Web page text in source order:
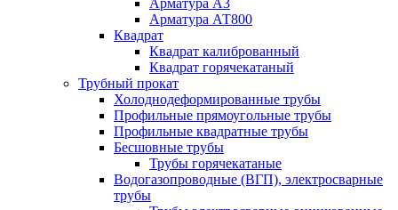
Арматура А3
Арматура АТ800
Квадрат
Квадрат калиброванный
Квадрат горячекатаный
Трубный прокат
Холоднодеформированные трубы
Профильные прямоугольные трубы
Профильные квадратные трубы
Бесшовные трубы
Трубы горячекатаные
Водогазопроводные (ВГП), электросварные
трубы